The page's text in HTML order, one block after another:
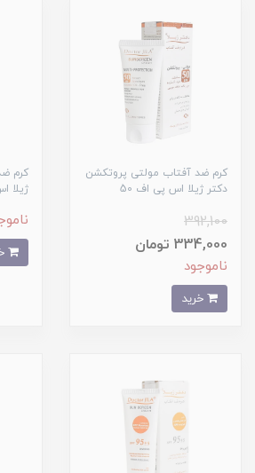
کرم ضد آفتاب مولتی پروتکشن
دکتر ژیلا اس پی اف 50
392,100
334,000 تومان
ناموجود
کرم
ژیلا